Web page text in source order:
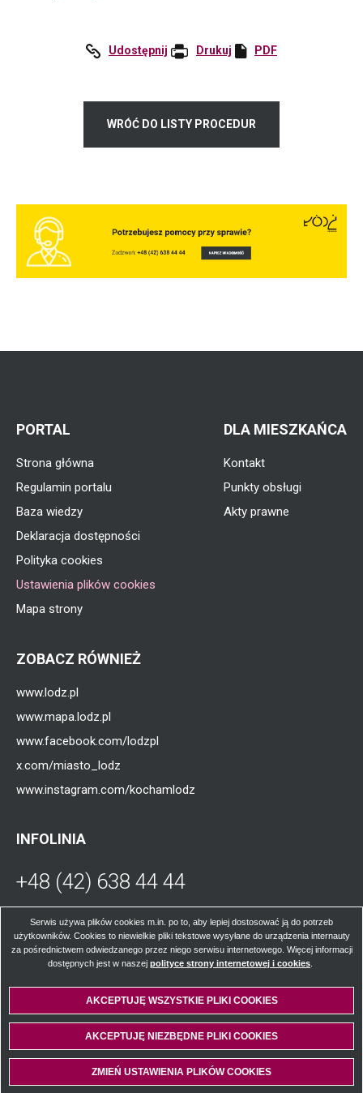
Serwis używa plików cookies m.in. po to, aby lepiej dostosować ją do potrzeb
użytkowników. Cookies to niewielkie pliki tekstowe wysyłane do urządzenia internauty
za pośrednictwem odwiedzanego przez niego serwisu internetowego. Więcej informacji
dostępnych jest w naszej polityce strony internetowej i cookies
w
AKCEPTUJĘ WSZYSTKIE PLIKI COOKIES
AKCEPTUJĘ NIEZBĘDNE PLIKI COOKIES
WYCOFAJ ZGODĘ NA PLIKICOOKIES
ZMIEŃ USTAWIENIA PLIKÓWCOOKIES
Udostępnij Drukuj
Otworzy
karcie
PDF
WRÓĆ DO LISTY PROCEDUR
PORTAL
Strona główna
Regulamin portalu
Baza wiedzy
Deklaracja dostępności
Polityka cookies
Ustawienia plików cookies
Mapa strony
DLA MIESZKAŃCA
Kontakt
Punkty obsługi
Akty prawne
ZOBACZ RÓWNIEŻ
www.lodz.pl
www.mapa.lodz.pl
www.facebook.com/lodzpl
x.com/miasto_lodz
www.instagram.com/kochamlodz
INFOLINIA
+48 (42) 638 44 44
się
w
nowej
karcie
W poniedziałki, środy, czwartki i piątki od
godz. 8.00 do 16.00; we wtorki od godz. 8.00
do godz. 17.00.
© Łódzkie Centrum Kontaktu z Mieszkańcami 2024
Wykonanie:VobacomOtworzy
się
w